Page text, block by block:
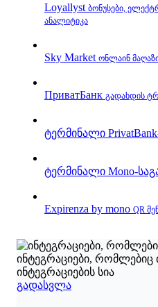
Loyallyst ბონუსები,
ანალიტიკა
Sky Market ონლაინ
ПриватБанк გადახდის
ტერმინალი
ტერმინალი
Expirenza by mono QR
ინტეგრაციები, რომლებიც
ინტეგრაციების სია
გადასვლა